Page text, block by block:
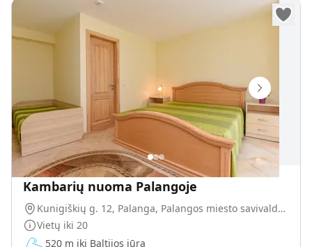
Kambarių nuoma Palangoje
Kunigiškių g. 12, Palanga, Palangos miesto savivaldybė, Lietuva
Vietų iki 20
520 m iki Baltijos jūra